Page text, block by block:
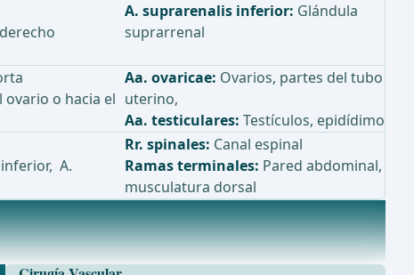
A. suprarenalis inferior: Glándula
suprarrenal
o hacia el
Aa. ovaricae: Ovarios, partes del tubo
uterino,
Aa. testiculares: Testículos, epidídimo
A.
Rr. spinales: Canal espinal
Ramas terminales: Pared abdominal,
musculatura dorsal